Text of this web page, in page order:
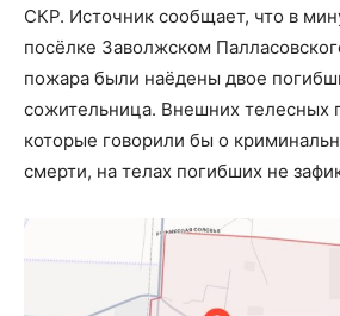
СКР. Источник сообщает, что в
посёлке Заволжском
пожара были наёдены двое
сожительница. Внешних телесных
которые говорили бы о
смерти, на телах погибших не